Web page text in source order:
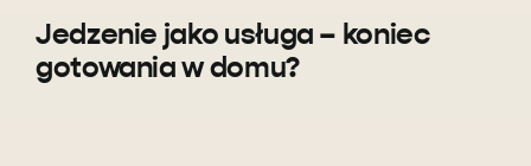
Jedzenie jako usługa – koniec
gotowania w domu?